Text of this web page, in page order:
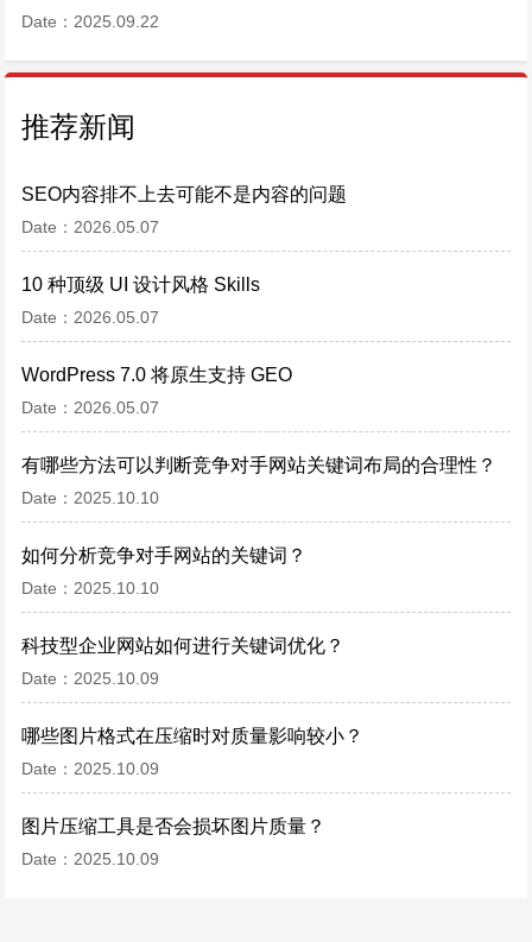
Date：2025.09.22
推荐新闻
SEO内容排不上去可能不是内容的问题
Date：2026.05.07
10 种顶级 UI 设计风格 Skills
Date：2026.05.07
WordPress 7.0 将原生支持 GEO
Date：2026.05.07
有哪些方法可以判断竞争对手网站关键词布局的合理性？
Date：2025.10.10
如何分析竞争对手网站的关键词？
Date：2025.10.10
科技型企业网站如何进行关键词优化？
Date：2025.10.09
哪些图片格式在压缩时对质量影响较小？
Date：2025.10.09
图片压缩工具是否会损坏图片质量？
Date：2025.10.09